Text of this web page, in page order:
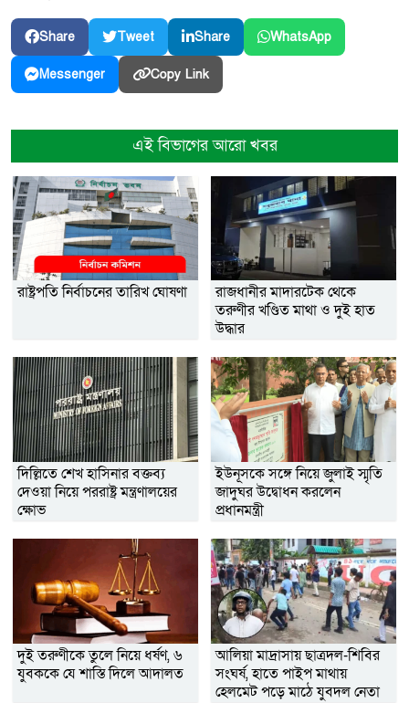
Share Tweet Share WhatsApp
Messenger Copy Link
এই বিভাগের আরো খবর
রাষ্ট্রপতি নির্বাচনের তারিখ ঘোষণা
রাজধানীর মাদারটেক থেকে
তরুণীর খণ্ডিত মাথা ও দুই হাত
উদ্ধার
দিল্লিতে শেখ হাসিনার বক্তব্য
দেওয়া নিয়ে পররাষ্ট্র মন্ত্রণালয়ের
ক্ষোভ
ইউনূসকে সঙ্গে নিয়ে জুলাই স্মৃতি
জাদুঘর উদ্বোধন করলেন
প্রধানমন্ত্রী
দুই তরুণীকে তুলে নিয়ে ধর্ষণ, ৬
যুবককে যে শাস্তি দিলে আদালত
আলিয়া মাদ্রাসায় ছাত্রদল-শিবির
সংঘর্ষ, হাতে পাইপ মাথায়
হেলমেট পড়ে মাঠে যুবদল নেতা